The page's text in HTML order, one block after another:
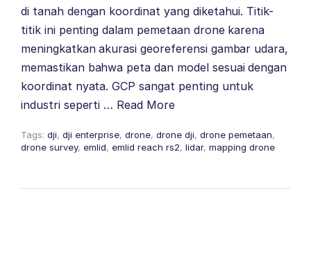
di tanah dengan koordinat yang diketahui. Titik-
titik ini penting dalam pemetaan drone karena
meningkatkan akurasi georeferensi gambar udara,
memastikan bahwa peta dan model sesuai dengan
koordinat nyata. GCP sangat penting untuk
industri seperti … Read More
Tags: dji, dji enterprise, drone, drone dji, drone pemetaan,
drone survey, emlid, emlid reach rs2, lidar, mapping drone